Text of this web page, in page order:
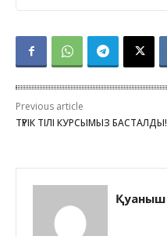
Previous article
ТҮРІК ТІЛІ КУРСЫМЫЗ БАСТАЛДЫ!
Қуаныш